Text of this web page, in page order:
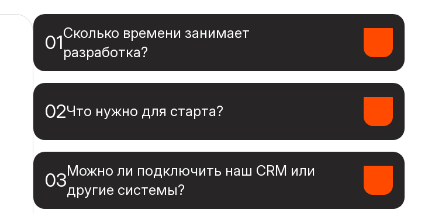
01Сколько времени занимает
разработка?
02Что нужно для старта?
процесс.
03Можно ли подключить наш CRM или
другие системы?